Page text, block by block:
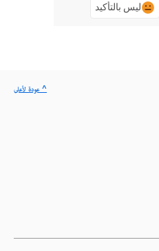
ليس بالتأكيد
^ عودة لأعلى